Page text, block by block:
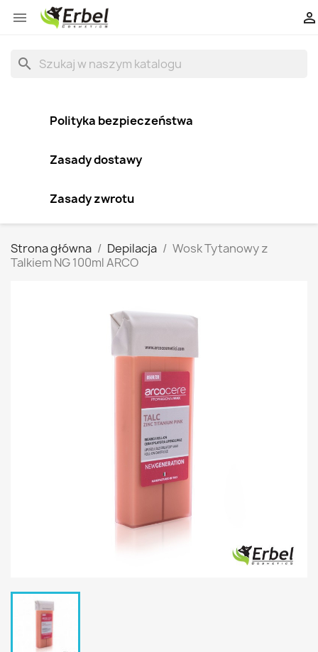
 
search
Polityka bezpieczeństwa
Zasady dostawy
Zasady zwrotu
Strona główna Depilacja
Wosk Tytanowy z
Talkiem NG 100ml ARCO